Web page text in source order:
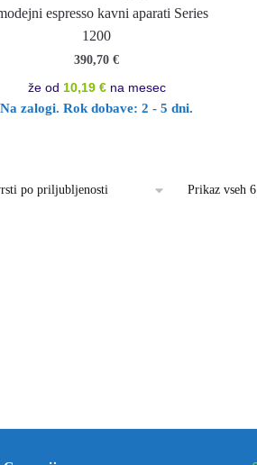
espresso kavni aparati Series
1200
390,70€
že od 10,19 €na mesec
Na zalogi. Rok dobave: 2 - 5 dni.
Prikaz vseh